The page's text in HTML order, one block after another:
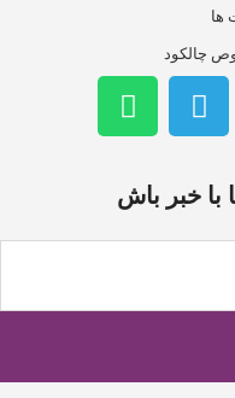
ها
چالکود
با خبر باش